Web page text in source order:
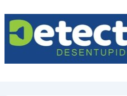
para
Conteúdo